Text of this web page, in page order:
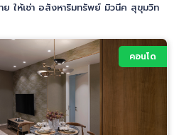
ย ให้เช่า อสังหาริมทรัพย์ มิวนีค สุขุมวิท
คอนโด